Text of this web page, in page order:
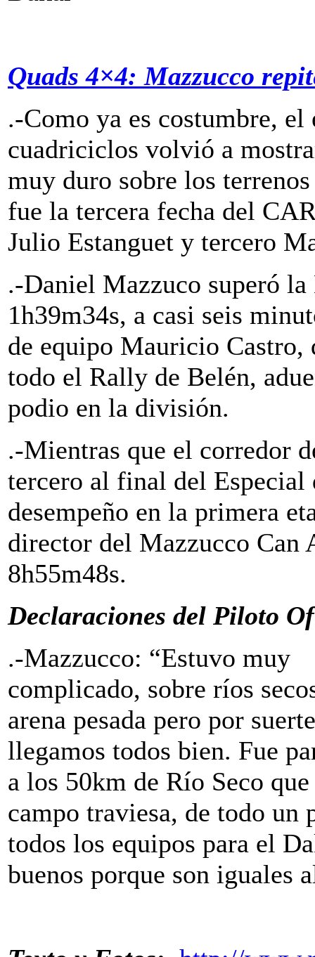
Quads 4×4: Mazzucco
.-Como ya es costumbre,
cuadriciclos volvió a
muy duro sobre los
fue la tercera fecha del
Julio Estanguet y tercero
.-Daniel Mazzuco superó
1h39m34s, a casi seis
de equipo Mauricio Castro,
todo el Rally de Belén,
podio en la división.
.-Mientras que el corredor
tercero al final del
desempeño en la primera
director del Mazzucco Can
8h55m48s.
Declaraciones del Piloto
.-Mazzucco: “Estuvo muy
complicado, sobre ríos
arena pesada pero por suerte
llegamos todos bien. Fue
a los 50km de Río Seco
campo traviesa, de todo un
todos los equipos para el
buenos porque son iguales